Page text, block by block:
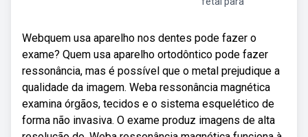
Webquem usa aparelho nos dentes pode fazer o
exame? Quem usa aparelho ortodôntico pode fazer
ressonância, mas é possível que o metal prejudique a
qualidade da imagem. Weba ressonância magnética
examina órgãos, tecidos e o sistema esquelético de
forma não invasiva. O exame produz imagens de alta